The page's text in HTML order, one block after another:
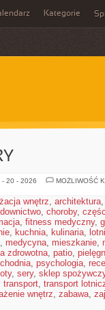
Kategorie
- 20 - 2026
MOŻLIWOŚĆ
wnętrz, architektura
, choroby,
, fitness medyczny,
, kuchnia, kulinaria,
, medycyna, mieszkanie,
zdrowotna, patio,
, psychologia,
, sery, sklep
transport, transport
wnętrz, zabawa,